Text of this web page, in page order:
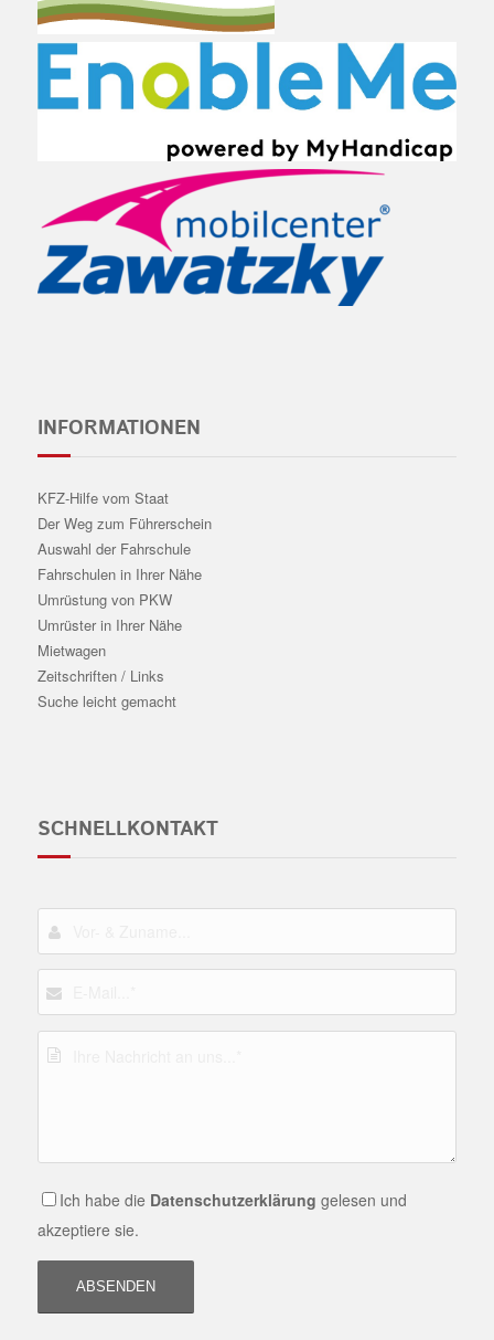
INFORMATIONEN
KFZ-Hilfe vom Staat
Der Weg zum Führerschein
Auswahl der Fahrschule
Fahrschulen in Ihrer Nähe
Umrüstung von PKW
Umrüster in Ihrer Nähe
Mietwagen
Zeitschriften / Links
Suche leicht gemacht
SCHNELLKONTAKT
Ich habe die Datenschutzerklärung gelesen und
akzeptiere sie.